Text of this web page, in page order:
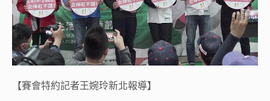
【賽會特約記者王婉玲新北報導】